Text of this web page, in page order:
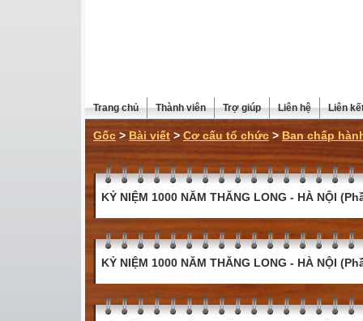
Trang chủ Thành viên Trợ giúp Liên hệ Liên
Gốc > Bài viết > Cơ cấu tổ chức > Ban chấp
KỶ NIỆM 1000 NĂM THĂNG LONG - HÀ NỘI
KỶ NIỆM 1000 NĂM THĂNG LONG - HÀ NỘI